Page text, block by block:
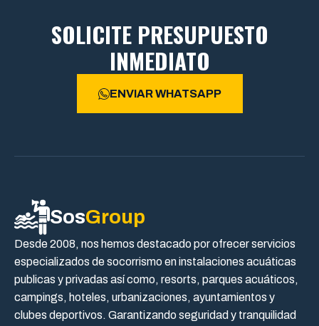
SOLICITE PRESUPUESTO
INMEDIATO
ENVIAR WHATSAPP
SosGroup
Desde 2008, nos hemos destacado por ofrecer servicios
especializados de socorrismo en instalaciones acuáticas
publicas y privadas así como, resorts, parques acuáticos,
campings, hoteles, urbanizaciones, ayuntamientos y
clubes deportivos. Garantizando seguridad y tranquilidad